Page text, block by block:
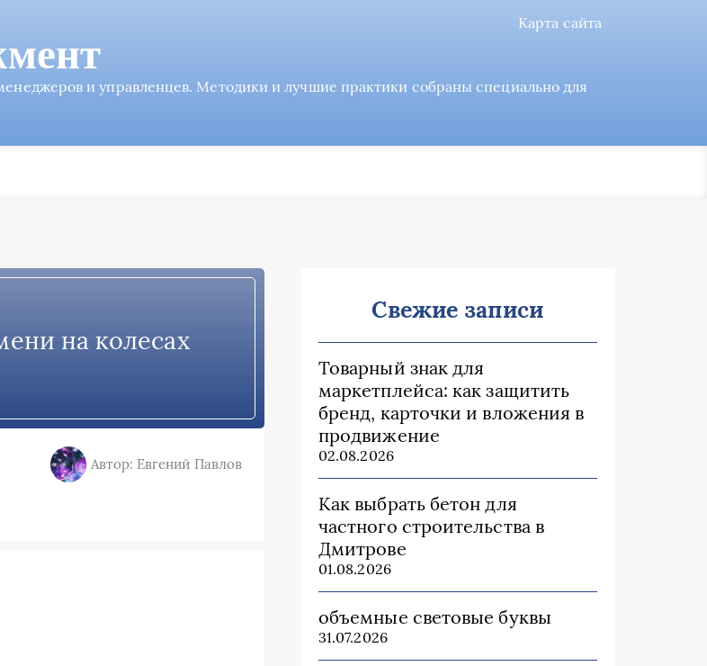
Карта сайта
и управленцев. Методики и лучшие практики собраны специально для
на колесах
Автор: Евгений Павлов
Свежие записи
Товарный знак для
маркетплейса: как защитить
бренд, карточки и вложения в
продвижение
02.08.2026
Как выбрать бетон для
частного строительства в
Дмитрове
01.08.2026
объемные световые буквы
31.07.2026